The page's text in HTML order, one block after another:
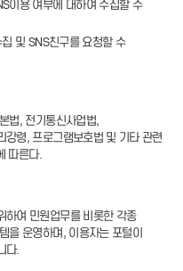
이용 여부에 대하여 수집할 수
및 SNS친구를 요청할 수
법, 전기통신사업법,
강령, 프로그램보호법 및 기타 관련
따른다.
하여 민원업무를 비롯한 각종
을 운영하며, 이용자는 포털이
다.